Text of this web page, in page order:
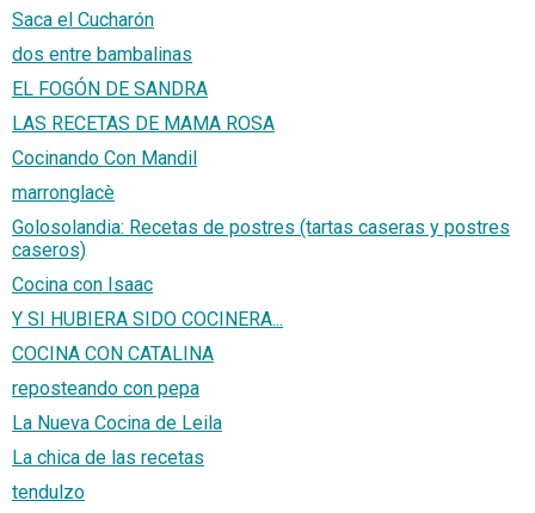
Saca el Cucharón
dos entre bambalinas
EL FOGÓN DE SANDRA
LAS RECETAS DE MAMA ROSA
Cocinando Con Mandil
marronglacè
Golosolandia: Recetas de postres (tartas caseras y postres
caseros)
Cocina con Isaac
Y SI HUBIERA SIDO COCINERA...
COCINA CON CATALINA
reposteando con pepa
La Nueva Cocina de Leila
La chica de las recetas
tendulzo